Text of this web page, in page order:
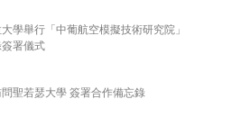
學舉行「中葡航空模擬技術研究院」
署儀式
聖若瑟大學 簽署合作備忘錄